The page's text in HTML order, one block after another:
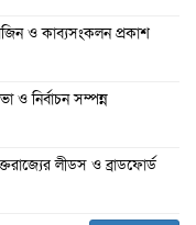
ও কাব্যসংকলন প্রকাশ
ও নির্বাচন সম্পন্ন
লীডস ও ব্রাডফোর্ড